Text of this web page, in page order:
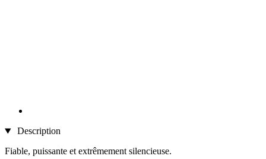
Description
Fiable, puissante et extrêmement silencieuse.